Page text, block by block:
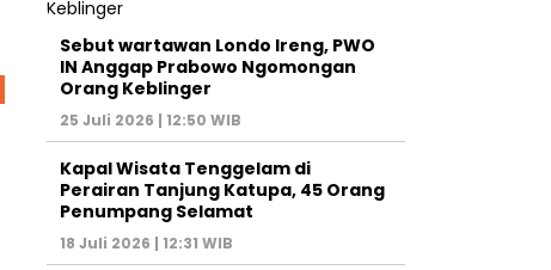
Sebut wartawan Londo Ireng, PWO
IN Anggap Prabowo Ngomongan
Orang Keblinger
25 Juli 2026 | 12:50 WIB
Kapal Wisata Tenggelam di
Perairan Tanjung Katupa, 45 Orang
Penumpang Selamat
18 Juli 2026 | 12:31 WIB